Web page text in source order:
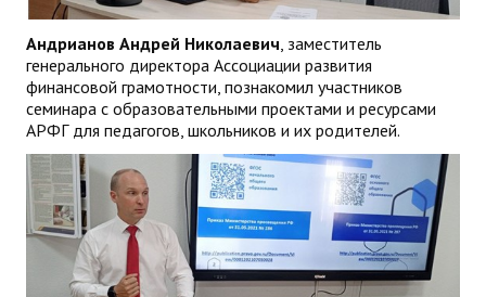
Андрианов Андрей Николаевич , заместитель
генерального директора Ассоциации развития
финансовой грамотности, познакомил участников
семинара с образовательными проектами и ресурсами
АРФГ для педагогов, школьников и их родителей.